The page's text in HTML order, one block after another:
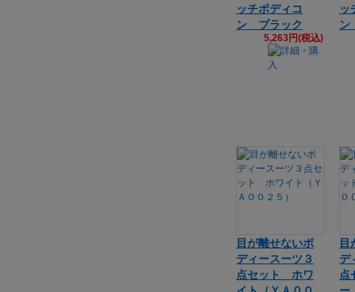
ッチボディコ
ン ブラック
5,263円(税込)
ッ
目が離せないボ
ディースーツ３
点セット ホワ
目
デ
点